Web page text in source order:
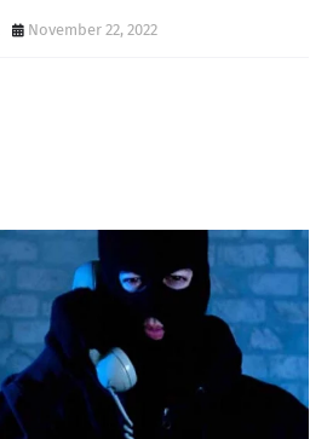
November 22, 2022